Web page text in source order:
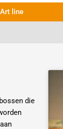
Art line
die